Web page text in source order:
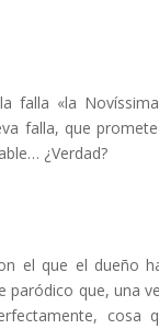
falla «la
falla, que
¿Verdad?
el que el dueño
que, una
cosa